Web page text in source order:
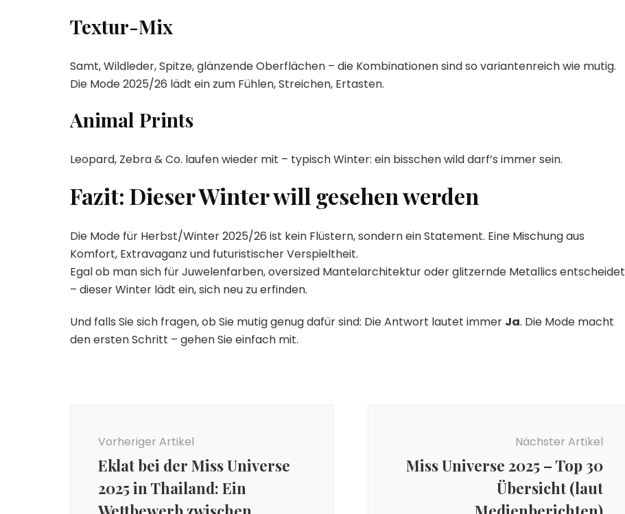
Textur-Mix
Samt, Wildleder, Spitze, glänzende Oberflächen – die Kombinationen sind so variantenreich wie mutig.
Die Mode 2025/26 lädt ein zum Fühlen, Streichen, Ertasten.
Animal Prints
Leopard, Zebra & Co. laufen wieder mit – typisch Winter: ein bisschen wild darf’s immer sein.
Fazit: Dieser Winter will gesehen werden
Die Mode für Herbst/Winter 2025/26 ist kein Flüstern, sondern ein Statement. Eine Mischung aus
Komfort, Extravaganz und futuristischer Verspieltheit.
Egal ob man sich für Juwelenfarben, oversized Mantelarchitektur oder glitzernde Metallics entscheidet
– dieser Winter lädt ein, sich neu zu erfinden.
Und falls Sie sich fragen, ob Sie mutig genug dafür sind: Die Antwort lautet immer Ja. Die Mode macht
den ersten Schritt – gehen Sie einfach mit.
Vorheriger Artikel
Eklat bei der Miss Universe
2025 in Thailand: Ein
Nächster Artikel
Miss Universe 2025 – Top 30
Übersicht (laut